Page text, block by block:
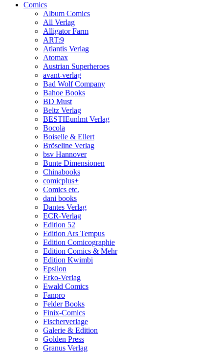
Comics
Album Comics
All Verlag
Alligator Farm
ART:9
Atlantis Verlag
Atomax
Austrian Superheroes
avant-verlag
Bad Wolf Company
Bahoe Books
BD Must
Beltz Verlag
BESTIEunlmt Verlag
Bocola
Boiselle & Ellert
Bröseline Verlag
bsv Hannover
Bunte Dimensionen
Chinabooks
comicplus+
Comics etc.
dani books
Dantes Verlag
ECR-Verlag
Edition 52
Edition Ars Tempus
Edition Comicographie
Edition Comics & Mehr
Edition Kwimbi
Epsilon
Erko-Verlag
Ewald Comics
Fanpro
Felder Books
Finix-Comics
Fischerverlage
Galerie & Edition
Golden Press
Granus Verlag